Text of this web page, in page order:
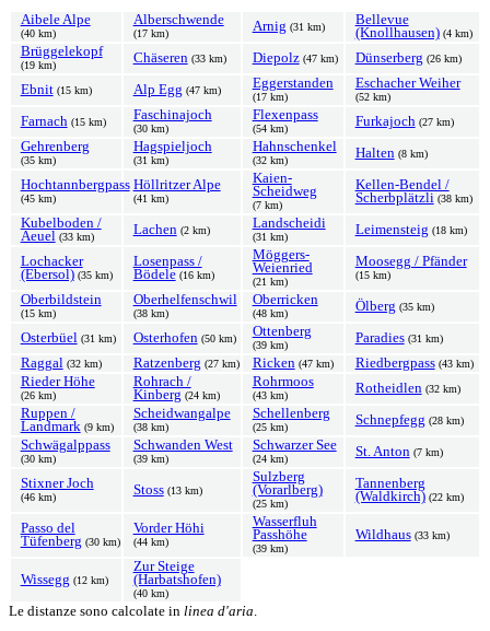
Aibele Alpe
(40 km)
Alberschwende
(17 km) Arnig (31 km)
Bellevue
(Knollhausen) (4 km)
Brüggelekopf
(19 km) Chäseren (33 km) Diepolz (47 km) Dünserberg (26 km)
Ebnit (15 km) Alp Egg (47 km) Eggerstanden
(17 km)
Eschacher Weiher
(52 km)
Farnach (15 km) Faschinajoch
(30 km)
Flexenpass
(54 km) Furkajoch (27 km)
Gehrenberg
(35 km)
Hagspieljoch
(31 km)
Hahnschenkel
(32 km) Halten (8 km)
Hochtannbergpass
(45 km)
Höllritzer Alpe
(41 km)
Kaien-
Scheidweg
(7 km)
Kellen-Bendel /
Scherbplätzli (38 km)
Kubelboden /
Aeuel (33 km) Lachen (2 km) Landscheidi
(31 km) Leimensteig (18 km)
Lochacker
(Ebersol) (35 km)
Losenpass /
Bödele (16 km)
Möggers-
Weienried
(21 km)
Moosegg / Pfänder
(15 km)
Oberbildstein
(15 km)
Oberhelfenschwil
(38 km)
Oberricken
(48 km) Ölberg (35 km)
Osterbüel (31 km) Osterhofen (50 km) Ottenberg
(39 km) Paradies (31 km)
Raggal (32 km) Ratzenberg (27 km) Ricken (47 km) Riedbergpass (43 km)
Rieder Höhe
(26 km)
Rohrach /
Kinberg (24 km)
Rohrmoos
(43 km) Rotheidlen (32 km)
Ruppen /
Landmark (9 km)
Scheidwangalpe
(38 km)
Schellenberg
(25 km) Schnepfegg (28 km)
Schwägalppass
(30 km)
Schwanden West
(39 km)
Schwarzer See
(24 km) St. Anton (7 km)
Stixner Joch
(46 km) Stoss (13 km)
Sulzberg
(Vorarlberg)
(25 km)
Tannenberg
(Waldkirch) (22 km)
Passo del
Tüfenberg (30 km)
Vorder Höhi
(44 km)
Wasserfluh
Passhöhe
(39 km)
Wildhaus (33 km)
Wissegg (12 km)
Zur Steige
(Harbatshofen)
(40 km)
Le distanze sono calcolate in linea d'aria.